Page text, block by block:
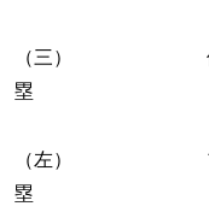
（三） 佐藤
塁
（左） 前川
塁